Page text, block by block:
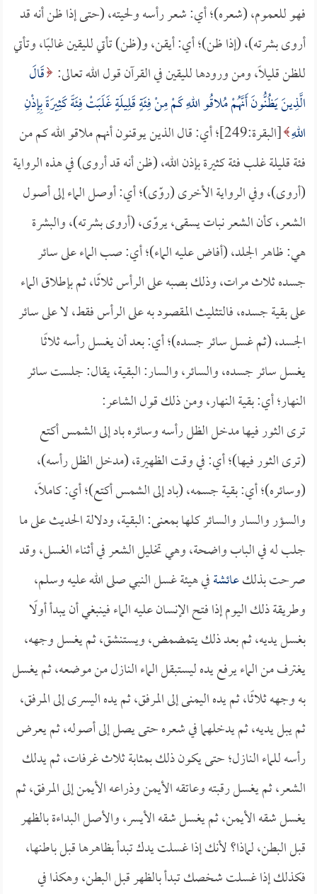
فهو للعموم، (شعره)؛ أي: شعر رأسه ولحيته، (حتى إذا ظن أنه قد
أروى بشرته)، (إذا ظن)؛ أي: أيقن، و(ظن) تأتي لليقين غالبًا، وتأتي
للظن قليلًا، ومن ورودها لليقين في القرآن قول الله تعالى: قَالَ
الَّذِينَ يَظُنُّونَ أَنَّهُمْ مُلاقُو اللهِ كَمْ مِنْ فِئَةٍ قَلِيلَةٍ غَلَبَتْ فِئَةً كَثِيرَةً بِإِذْنِ
اللهِ
[البقرة:249]؛ أي: قال الذين يوقنون أنهم ملاقو الله كم من
فئة قليلة غلب فئة كثيرة بإذن الله، (ظن أنه قد أروى) في هذه الرواية
(أروى)، وفي الرواية الأخرى (روّى)؛ أي: أوصل الماء إلى أصول
الشعر، كأن الشعر نبات يسقى، يروّى، (أروى بشرته)، والبشرة
هي: ظاهر الجلد، (أفاض عليه الماء)؛ أي: صب الماء على سائر
جسده ثلاث مرات، وذلك بصبه على الرأس ثلاثًا، ثم بإطلاق الماء
على بقية جسده، فالتثليث المقصود به على الرأس فقط، لا على سائر
الجسد، (ثم غسل سائر جسده)؛ أي: بعد أن يغسل رأسه ثلاثًا
يغسل سائر جسده، والسائر، والسار: البقية، يقال: جلست سائر
النهار؛ أي: بقية النهار، ومن ذلك قول الشاعر:
ترى الثور فيها مدخل الظل رأسه وسائره باد إلى الشمس أكتع
(ترى الثور فيها)؛ أي: في وقت الظهيرة، (مدخل الظل رأسه)،
(وسائره)؛ أي: بقية جسمه، (باد إلى الشمس أكتع)؛ أي: كاملًا،
والسؤر والسار والسائر كلها بمعنى: البقية، ودلالة الحديث على ما
جلب له في الباب واضحة، وهي تخليل الشعر في أثناء الغسل، وقد
صرحت بذلكعائشةفي هيئة غسل النبي صلى الله عليه وسلم،
وطريقة ذلك اليوم إذا فتح الإنسان عليه الماء فينبغي أن يبدأ أولًا
بغسل يديه، ثم بعد ذلك يتمضمض، ويستنشق، ثم يغسل وجهه،
يغترف من الماء يرفع يده ليستبقل الماء النازل من موضعه، ثم يغسل
به وجهه ثلاثًا، ثم يده اليمنى إلى المرفق، ثم يده اليسرى إلى المرفق،
ثم يبل يديه، ثم يدخلهما في شعره حتى يصل إلى أصوله، ثم يعرض
رأسه للماء النازل؛ حتى يكون ذلك بمثابة ثلاث غرفات، ثم يدلك
الشعر، ثم يغسل رقبته وعاتقه الأيمن وذراعه الأيمن إلى المرفق، ثم
يغسل شقه الأيمن، ثم يغسل شقه الأيسر، والأصل البداءة بالظهر
قبل البطن، لماذا؟ لأنك إذا غسلت يدك تبدأ بظاهرها قبل باطنها،
فكذلك إذا غسلت شخصك تبدأ بالظهر قبل البطن، وهكذا في